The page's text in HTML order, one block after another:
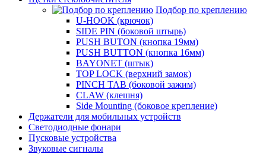
Подбор по креплению
U-HOOK (крючок)
SIDE PIN (боковой штырь)
PUSH BUTON (кнопка 19мм)
PUSH BUTTON (кнопка 16мм)
BAYONET (штык)
TOP LOCK (верхний замок)
PINCH TAB (боковой зажим)
CLAW (клешня)
Side Mounting (боковое крепление)
Держатели для мобильных устройств
Светодиодные фонари
Пусковые устройства
Звуковые сигналы